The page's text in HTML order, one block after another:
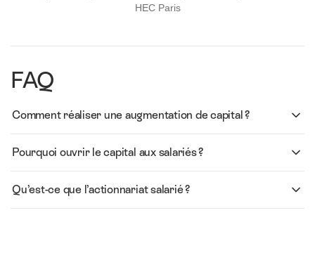
HEC Paris
FAQ
Comment réaliser une augmentation de capital ?
Pourquoi ouvrir le capital aux salariés ?
Qu’est-ce que l’actionnariat salarié ?